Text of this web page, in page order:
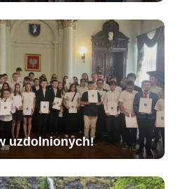
uzdolnionych!